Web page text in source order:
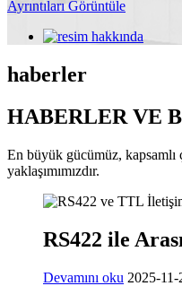
Ayrıntıları Görüntüle
haberler
HABERLER VE
En büyük gücümüz,
yaklaşımımızdır.
RS422 ile
Devamını oku 2025-11-